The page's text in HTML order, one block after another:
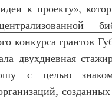
к проекту»,
конкурса грантов
двухдневная
с целью